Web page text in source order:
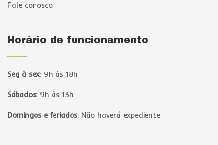
Fale conosco
Horário de funcionamento
Seg à sex: 9h às 18h
Sábados: 9h às 13h
Domingos e feriados: Não haverá expediente